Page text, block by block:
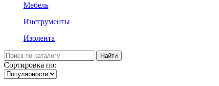
Мебель
Инструменты
Изолента
Сортировка по: